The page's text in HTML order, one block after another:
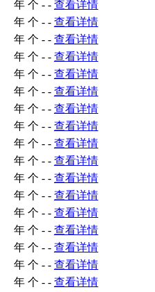
年 个 - - 查看详情
年 个 - - 查看详情
年 个 - - 查看详情
年 个 - - 查看详情
年 个 - - 查看详情
年 个 - - 查看详情
年 个 - - 查看详情
年 个 - - 查看详情
年 个 - - 查看详情
年 个 - - 查看详情
年 个 - - 查看详情
年 个 - - 查看详情
年 个 - - 查看详情
年 个 - - 查看详情
年 个 - - 查看详情
年 个 - - 查看详情
年 个 - - 查看详情